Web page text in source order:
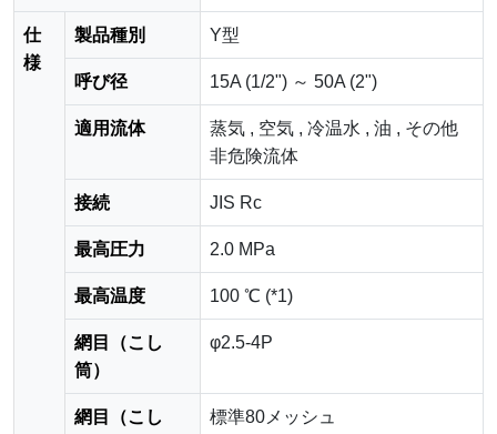
仕
様
製品種別 Y型
呼び径 15A (1/2") ～ 50A (2")
適用流体
蒸気 , 空気 , 冷温水 , 油 , その他
非危険流体
接続 JIS Rc
最高圧力 2.0 MPa
最高温度 100 ℃ (*1)
網目（こし
筒）
φ2.5-4P
網目（こし
標準80メッシュ